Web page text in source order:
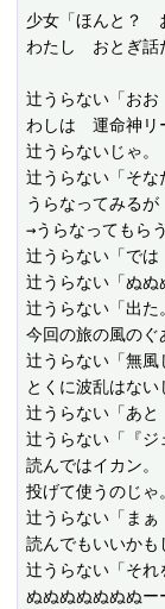
少女「ほんと？　
わたし　おとぎ話
辻うらない「おお
わしは　運命神リ
辻うらないじゃ。
辻うらない「そな
うらなってみるが
→うらなってもらう
辻うらない「では
辻うらない「ぬぬ
辻うらない「出た
今回の旅の風のぐ
辻うらない「無風
とくに波乱はない
辻うらない「あと
辻うらない「『ジ
読んではイカン。
投げて使うのじゃ
辻うらない「まぁ
読んでもいいかも
辻うらない「それ
ぬぬぬぬぬぬぬー